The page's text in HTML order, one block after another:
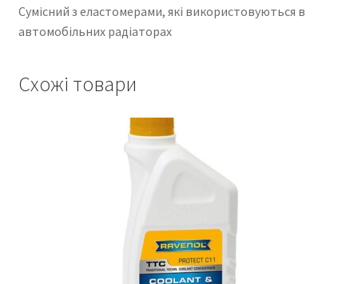
Сумісний з еластомерами, які використовуються в
автомобільних радіаторах
Схожі товари